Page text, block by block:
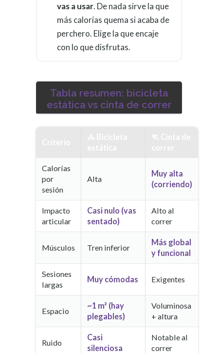
vas a usar. De nada sirve la que
más calorías quema si acaba de
perchero. Elige la que encaje
con lo que disfrutas.
Tabla resumen: bicicleta
estática vs cinta de correr
Calorías
por
sesión
Alta
Muy alta
(corriendo)
Impacto
articular
Casi nulo (vas
sentado)
Alto al
correr
Músculos Tren inferior
Más global
y funcional
Sesiones
largas
Muy cómodas Exigentes
Espacio
~1 m² (hay
plegables)
Voluminosa
+ altura
Ruido
Casi
silenciosa
Notable al
correr